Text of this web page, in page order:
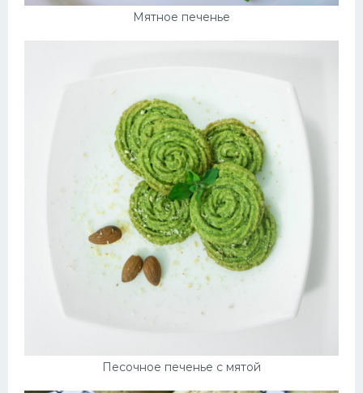
Мятное печенье
Песочное печенье с мятой